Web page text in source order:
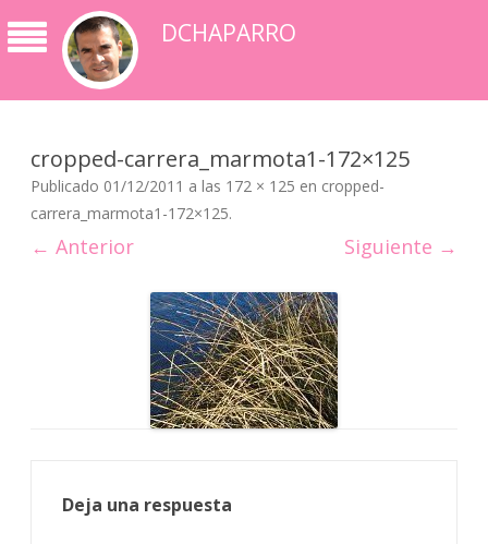
DCHAPARRO
cropped-carrera_marmota1-172×125
Publicado 01/12/2011 a las 172 × 125 en cropped-
carrera_marmota1-172×125.
← Anterior Siguiente →
Deja una respuesta